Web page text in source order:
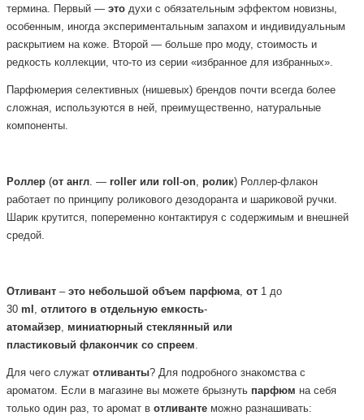
термина. Первый — это духи с обязательным эффектом новизны,
особенным, иногда экспериментальным запахом и индивидуальным
раскрытием на коже. Второй — больше про моду, стоимость и
редкость коллекции, что-то из серии «избранное для избранных».
Парфюмерия селективных (нишевых) брендов почти всегда более
сложная, используются в ней, преимущественно, натуральные
компоненты.
Роллер (от англ. — roller или roll -on, ролик) Роллер-флакон
работает по принципу роликового дезодоранта и шариковой ручки.
Шарик крутится, попеременно контактируя с содержимым и внешней
средой.
Отливант – это небольшой объем парфюма от 1 до
30 ml отлитого в отдельную емкость-
атомайзер
миниатюрный стеклянный или
пластиковый флакончик со спреем
Для чего служат отливанты? Для подробного знакомства с
ароматом. Если в магазине вы можете брызнуть парфюм на себя
только один раз, то аромат в отливанте можно разнашивать: